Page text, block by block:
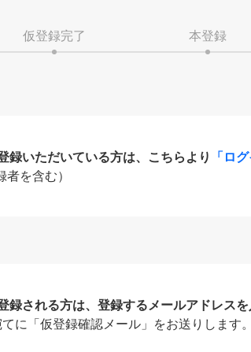
仮登録完了 本登録
録いただいている方は、こちらより 「ロ
を含む）
される方は、登録するメールアドレスを
に「仮登録確認メール」をお送りします